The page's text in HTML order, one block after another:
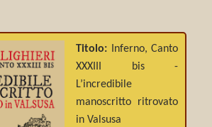
Titolo:
Inferno, Canto
XXXIII bis -
L’incredibile
manoscritto ritrovato
in Valsusa